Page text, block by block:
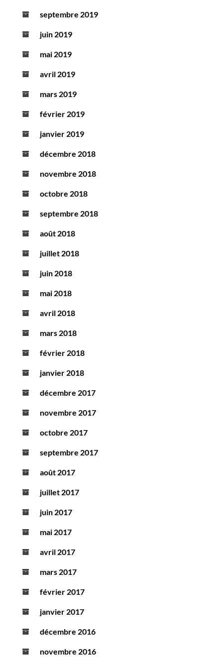
septembre 2019
juin 2019
mai 2019
avril 2019
mars 2019
février 2019
janvier 2019
décembre 2018
novembre 2018
octobre 2018
septembre 2018
août 2018
juillet 2018
juin 2018
mai 2018
avril 2018
mars 2018
février 2018
janvier 2018
décembre 2017
novembre 2017
octobre 2017
septembre 2017
août 2017
juillet 2017
juin 2017
mai 2017
avril 2017
mars 2017
février 2017
janvier 2017
décembre 2016
novembre 2016